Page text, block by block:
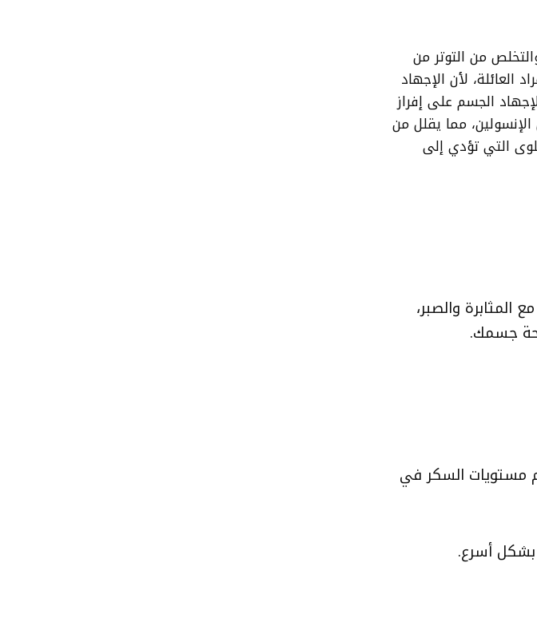
من التوتر من
العائلة، لأن الإجهاد
الجسم على إفراز
مما يقلل من
التي تؤدي إلى
مع المثابرة والصبر،
جسمك.
مستويات السكر في
أسرع.